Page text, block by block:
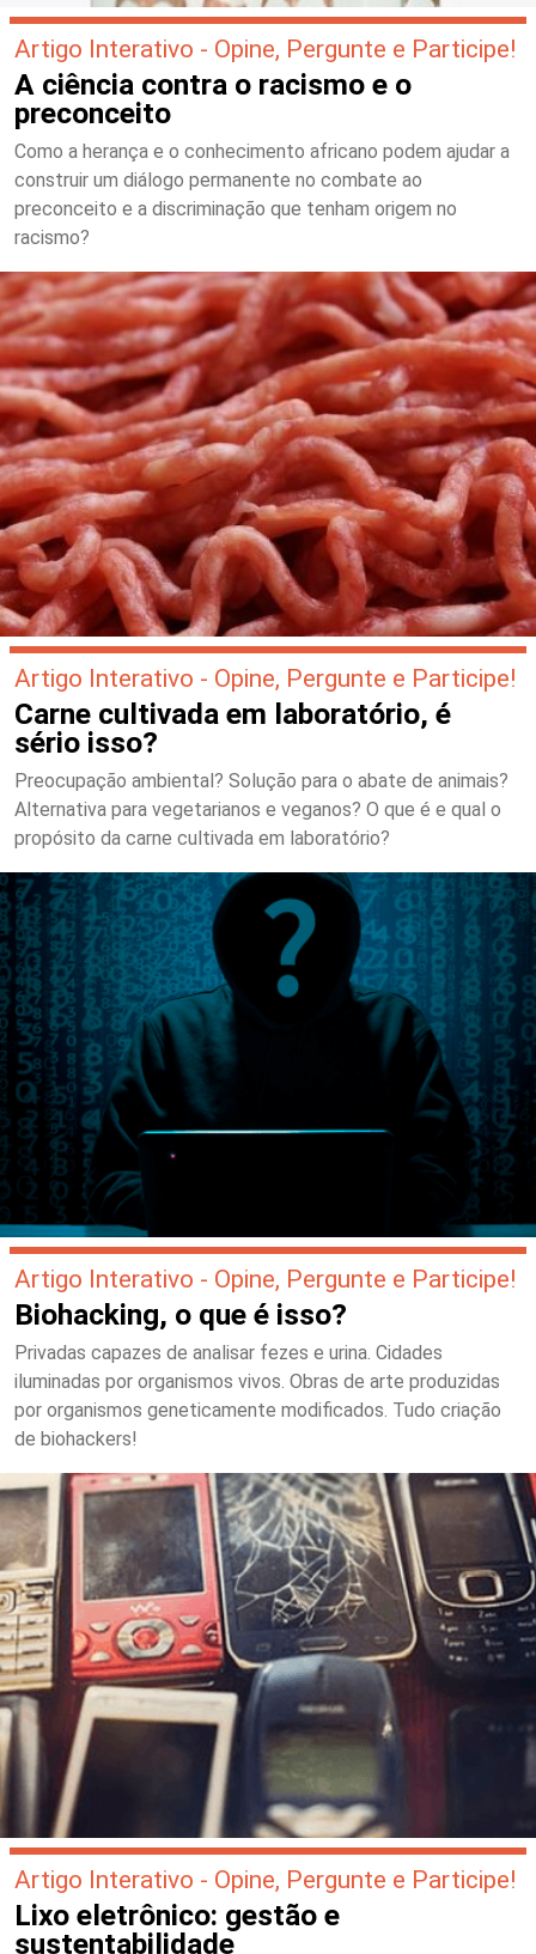
Artigo Interativo - Opine, Pergunte e Participe!
A ciência contra o racismo e o
preconceito
Como a herança e o conhecimento africano podem ajudar a
construir um diálogo permanente no combate ao
preconceito e a discriminação que tenham origem no
racismo?
Artigo Interativo - Opine, Pergunte e Participe!
Carne cultivada em laboratório, é
sério isso?
Preocupação ambiental? Solução para o abate de animais?
Alternativa para vegetarianos e veganos? O que é e qual o
propósito da carne cultivada em laboratório?
Artigo Interativo - Opine, Pergunte e Participe!
Biohacking, o que é isso?
Privadas capazes de analisar fezes e urina. Cidades
iluminadas por organismos vivos. Obras de arte produzidas
por organismos geneticamente modificados. Tudo criação
de biohackers!
Artigo Interativo - Opine, Pergunte e Participe!
Lixo eletrônico: gestão e
sustentabilidade